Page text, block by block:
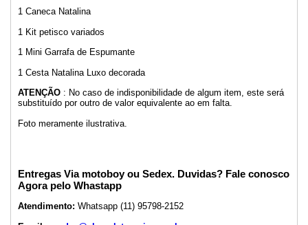
1 Caneca Natalina
1 Kit petisco variados
1 Mini Garrafa de Espumante
1 Cesta Natalina Luxo decorada
ATENÇÃO : No caso de indisponibilidade de algum item, este será
substituído por outro de valor equivalente ao em falta.
Foto meramente ilustrativa.
Entregas Via motoboy ou Sedex. Duvidas? Fale conosco
Agora pelo Whastapp
Atendimento: Whatsapp (11) 95798-2152